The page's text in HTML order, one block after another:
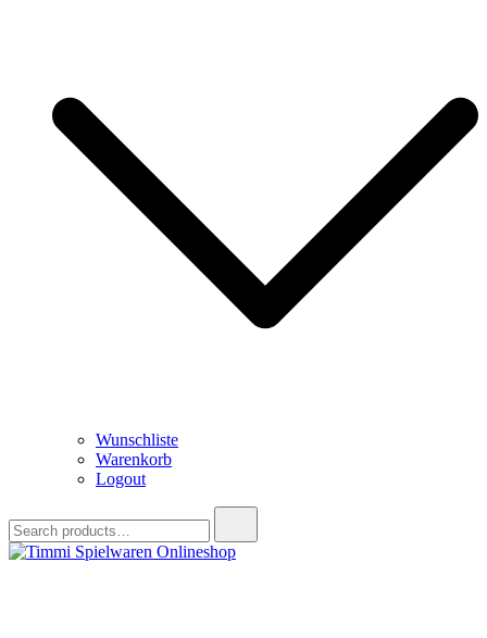
Wunschliste
Warenkorb
Logout
for: